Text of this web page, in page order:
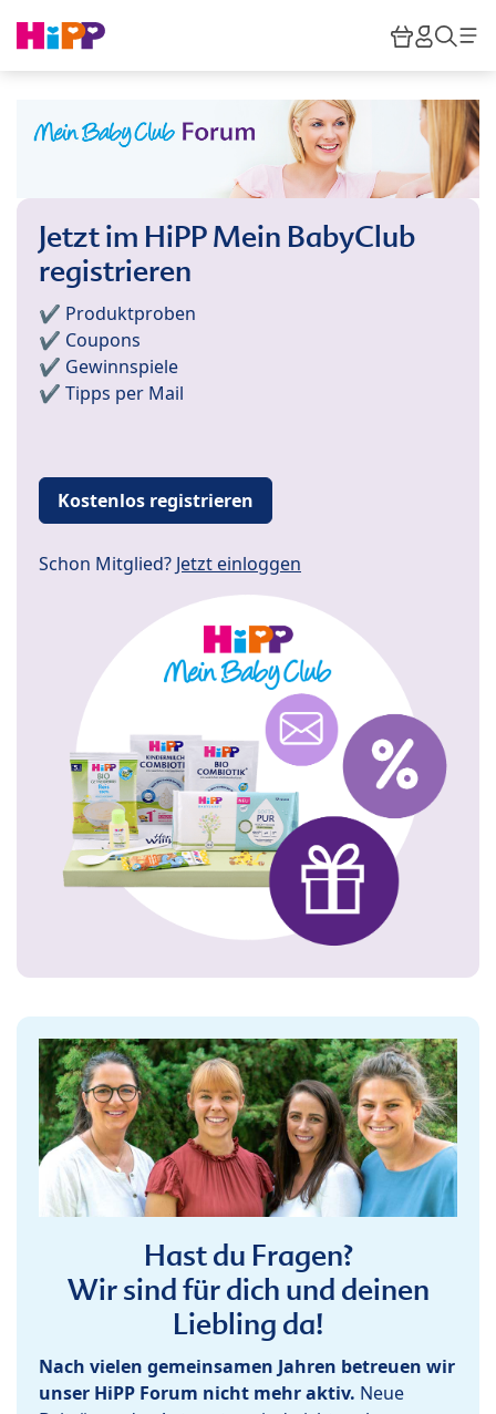
HiPP
Jetzt im HiPP Mein BabyClub
registrieren
✔️ Produktproben
✔️ Coupons
✔️ Gewinnspiele
✔️ Tipps per Mail
Kostenlos registrieren
Schon Mitglied? Jetzt einloggen
Hast du Fragen?
Wir sind für dich und deinen
Liebling da!
Nach vielen gemeinsamen Jahren betreuen wir
unser HiPP Forum nicht mehr aktiv. Neue